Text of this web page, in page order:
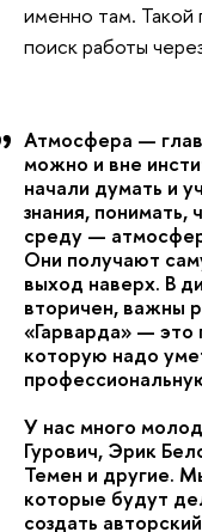
именно там. Такой
поиск работы
Атмосфера —
можно и вне
начали думать и
знания, понимать,
среду —
Они получают
выход наверх. В
вторичен, важны
«Гарварда» — это
которую надо
У нас много
Гурович, Эрик
Темен и другие.
которые будут
создать